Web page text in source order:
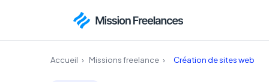
Accueil › Missions freelance › Création de sites web